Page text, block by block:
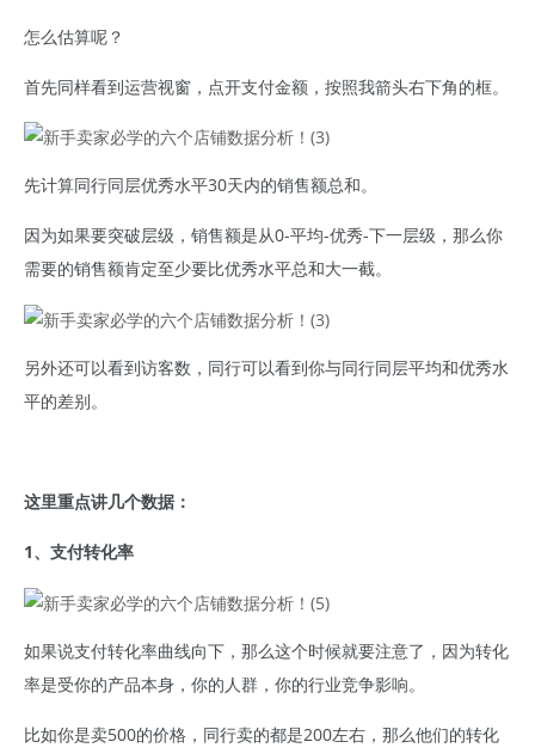
怎么估算呢？
首先同样看到运营视窗，点开支付金额，按照我箭头右下角的框。
先计算同行同层优秀水平30天内的销售额总和。
因为如果要突破层级，销售额是从0-平均-优秀-下一层级，那么你
需要的销售额肯定至少要比优秀水平总和大一截。
另外还可以看到访客数，同行可以看到你与同行同层平均和优秀水
平的差别。
这里重点讲几个数据：
1、支付转化率
如果说支付转化率曲线向下，那么这个时候就要注意了，因为转化
率是受你的产品本身，你的人群，你的行业竞争影响。
比如你是卖500的价格，同行卖的都是200左右，那么他们的转化